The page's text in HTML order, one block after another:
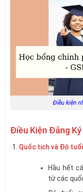
Điều kiện
Điều Kiện Đăng
Quốc tịch và Độ
Hầu hết
từ các